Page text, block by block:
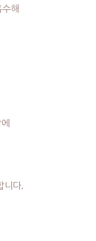
해
니다.